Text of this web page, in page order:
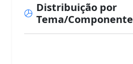
Distribuição por
Tema/Componente